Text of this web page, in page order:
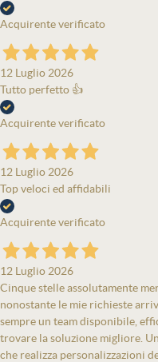
Acquirente verificato
12 Luglio 2026
Tutto perfetto 👍
Acquirente verificato
12 Luglio 2026
Top veloci ed affidabili
Acquirente verificato
12 Luglio 2026
Cinque stelle assolutamente
nonostante le mie richieste
sempre un team disponibile,
trovare la soluzione migliore.
che realizza personalizzazioni